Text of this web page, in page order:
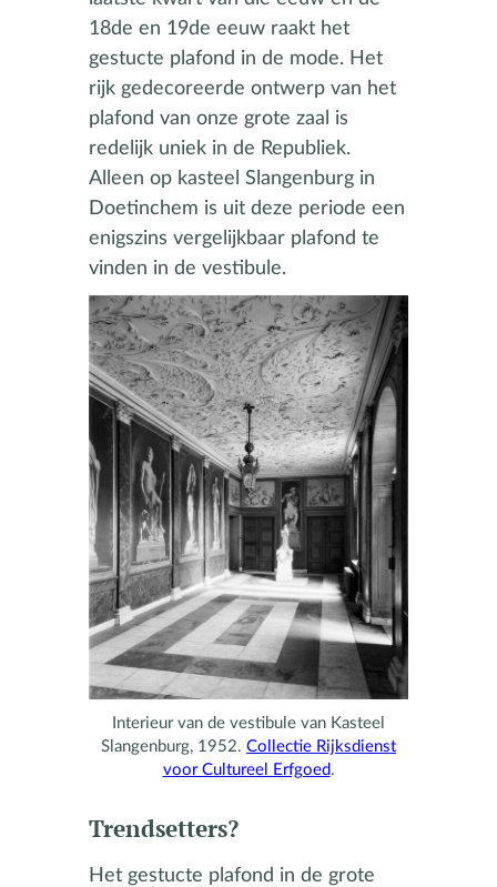
18de en 19de eeuw raakt het
gestucte plafond in de mode. Het
rijk gedecoreerde ontwerp van het
plafond van onze grote zaal is
redelijk uniek in de Republiek.
Alleen op kasteel Slangenburg in
Doetinchem is uit deze periode een
enigszins vergelijkbaar plafond te
vinden in de vestibule.
Interieur van de vestibule van Kasteel
Slangenburg, 1952. Collectie Rijksdienst
voor Cultureel Erfgoed .
Trendsetters?
Het gestucte plafond in de grote